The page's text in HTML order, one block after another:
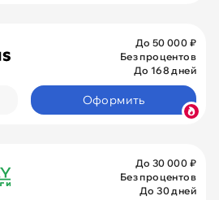
До 50 000 ₽
Без процентов
До 168 дней
Оформить
До 30 000 ₽
Без процентов
До 30 дней